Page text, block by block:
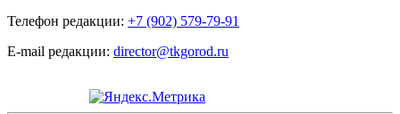
Телефон редакции: +7 (902) 579-79-91
E-mail редакции: director@tkgorod.ru